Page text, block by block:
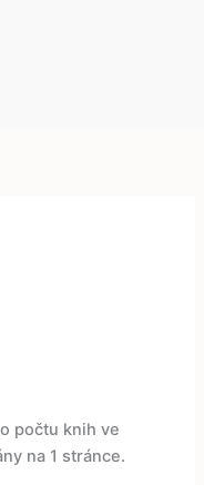
počtu knih ve
na 1 stránce.